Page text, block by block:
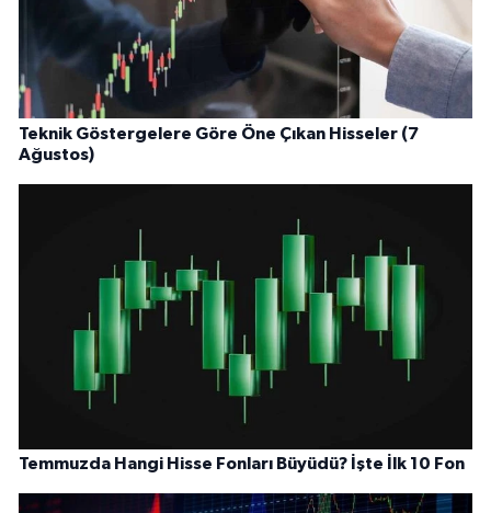
Teknik Göstergelere Göre Öne Çıkan Hisseler (7
Ağustos)
Temmuzda Hangi Hisse Fonları Büyüdü? İşte İlk 10 Fon